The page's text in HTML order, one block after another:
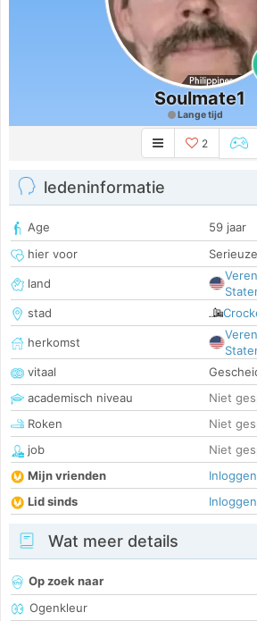
Soulmate1
Lange tijd
2
ledeninformatie
Age
59 jaar
hier voor
land
stad
herkomst
vitaal
academisch niveau
Niet
Roken
Niet
job
Niet
Mijn vrienden
Inloggen
Lid sinds
Inloggen
Wat meer details
Op zoek naar
Ogenkleur